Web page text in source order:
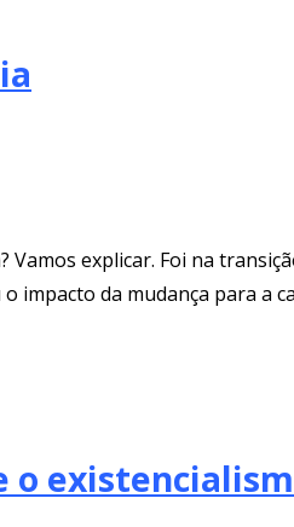
explicar. Foi na
impacto da mudança para a
o